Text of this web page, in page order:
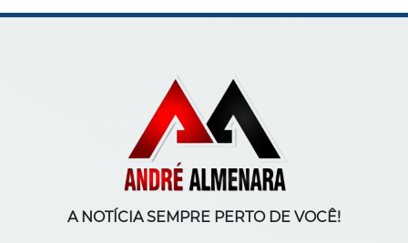
A NOTÍCIA SEMPRE PERTO DE VOCÊ!